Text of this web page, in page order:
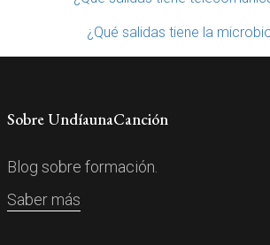
¿Qué salidas tiene la
Sobre UndíaunaCanción
Blog sobre formación.
Saber más